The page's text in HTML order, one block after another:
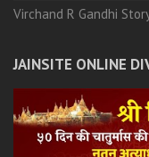
Virchand R Gandhi
JAINSITE ONLINE